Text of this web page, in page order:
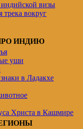
индийской визы
вокруг
ИНДИЮ
уши
в Ладакхе
Христа в Кашмире